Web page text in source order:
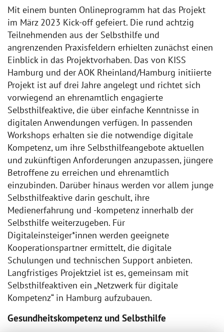
Mit einem bunten Onlineprogramm hat das Projekt
im März 2023 Kick-off gefeiert. Die rund achtzig
Teilnehmenden aus der Selbsthilfe und
angrenzenden Praxisfeldern erhielten zunächst einen
Einblick in das Projektvorhaben. Das von KISS
Hamburg und der AOK Rheinland/Hamburg initiierte
Projekt ist auf drei Jahre angelegt und richtet sich
vorwiegend an ehrenamtlich engagierte
Selbsthilfeaktive, die über einfache Kenntnisse in
digitalen Anwendungen verfügen. In passenden
Workshops erhalten sie die notwendige digitale
Kompetenz, um ihre Selbsthilfeangebote aktuellen
und zukünftigen Anforderungen anzupassen, jüngere
Betroffene zu erreichen und ehrenamtlich
einzubinden. Darüber hinaus werden vor allem junge
Selbsthilfeaktive darin geschult, ihre
Medienerfahrung und -kompetenz innerhalb der
Selbsthilfe weiterzugeben. Für
Digitaleinsteiger*innen werden geeignete
Kooperationspartner ermittelt, die digitale
Schulungen und technischen Support anbieten.
Langfristiges Projektziel ist es, gemeinsam mit
Selbsthilfeaktiven ein „Netzwerk für digitale
Kompetenz“ in Hamburg aufzubauen.
Gesundheitskompetenz und Selbsthilfe